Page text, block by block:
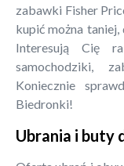
zabawki Fisher
kupić można
Interesują Cię
samochodziki,
Koniecznie
Biedronki!
Ubrania i buty